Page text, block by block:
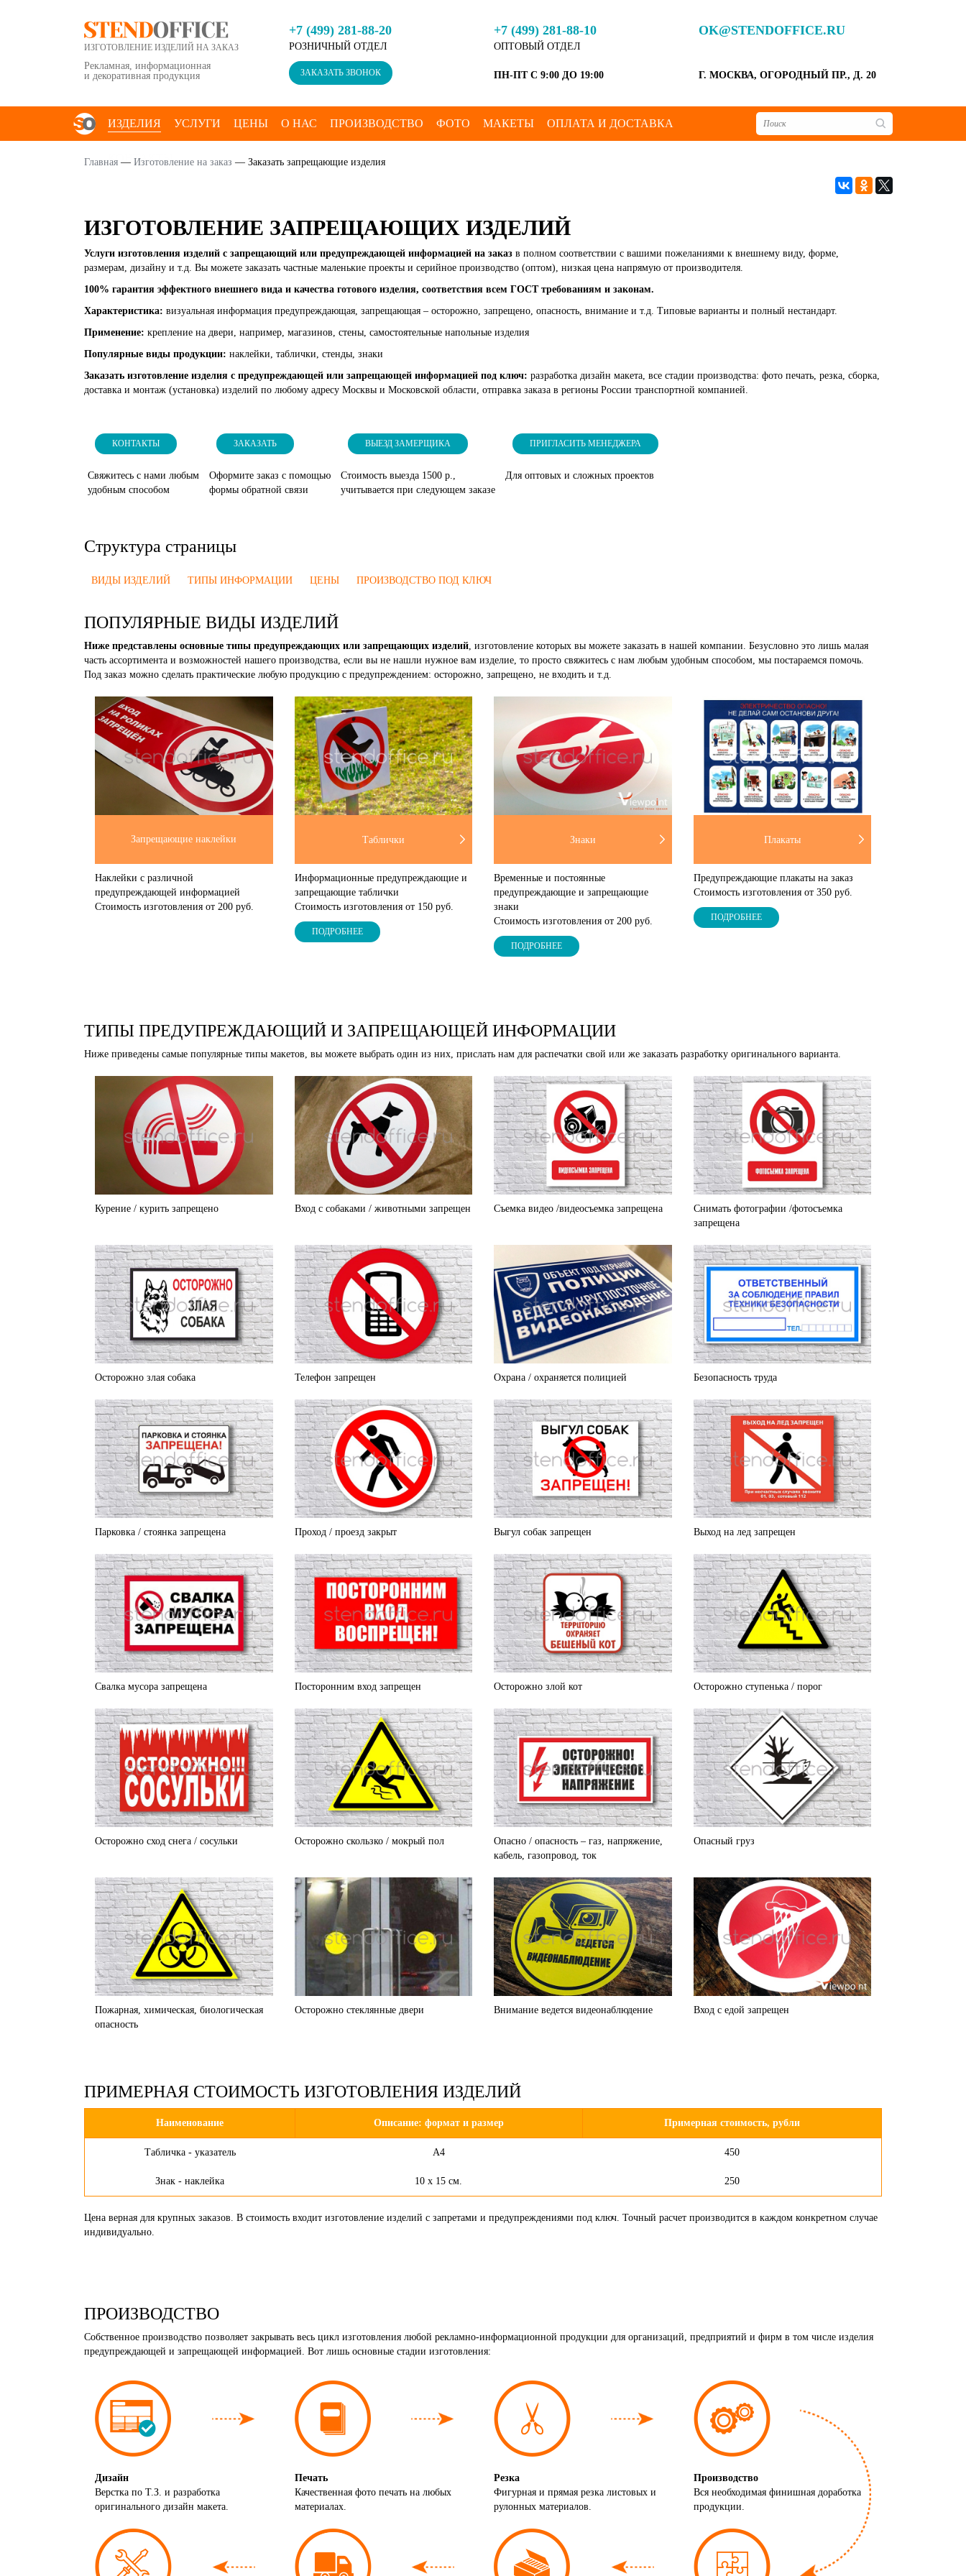
ИЗГОТОВЛЕНИЕ ИЗДЕЛИЙ НА ЗАКАЗ
Рекламная, информационная
и декоративная продукция
+7 (499) 281-88-20
РОЗНИЧНЫЙ ОТДЕЛ
ЗАКАЗАТЬ ЗВОНОК
+7 (499) 281-88-10
ОПТОВЫЙ ОТДЕЛ
ПН-ПТ С 9:00 ДО 19:00
OK@STENDOFFICE.RU
Г. МОСКВА, ОГОРОДНЫЙ ПР., Д. 20
ИЗДЕЛИЯ УСЛУГИ ЦЕНЫ О НАС ПРОИЗВОДСТВО ФОТО МАКЕТЫ ОПЛАТА И ДОСТАВКА
КОНТАКТЫ
Главная — Изготовление на заказ — Заказать запрещающие изделия
ИЗГОТОВЛЕНИЕ ЗАПРЕЩАЮЩИХ ИЗДЕЛИЙ
Услуги изготовления изделий с запрещающий или предупреждающей информацией на заказ в полном соответствии с вашими пожеланиями к внешнему виду, форме,
размерам, дизайну и т.д. Вы можете заказать частные маленькие проекты и серийное производство (оптом), низкая цена напрямую от производителя.
100% гарантия эффектного внешнего вида и качества готового изделия, соответствия всем ГОСТ требованиям и законам.
Характеристика: визуальная информация предупреждающая, запрещающая – осторожно, запрещено, опасность, внимание и т.д. Типовые варианты и полный нестандарт.
Применение: крепление на двери, например, магазинов, стены, самостоятельные напольные изделия
Популярные виды продукции: наклейки, таблички, стенды, знаки
Заказать изготовление изделия с предупреждающей или запрещающей информацией под ключ: разработка дизайн макета, все стадии производства: фото печать, резка, сборка,
доставка и монтаж (установка) изделий по любому адресу Москвы и Московской области, отправка заказа в регионы России транспортной компанией.
КОНТАКТЫ
Свяжитесь с нами любым
удобным способом
ЗАКАЗАТЬ
Оформите заказ с помощью
формы обратной связи
ВЫЕЗД ЗАМЕРЩИКА
Стоимость выезда 1500 р.,
учитывается при следующем заказе
ПРИГЛАСИТЬ МЕНЕДЖЕРА
Для оптовых и сложных проектов
Структура страницы
ВИДЫ ИЗДЕЛИЙ ТИПЫ ИНФОРМАЦИИ ЦЕНЫ ПРОИЗВОДСТВО ПОД КЛЮЧ
ПОПУЛЯРНЫЕ ВИДЫ ИЗДЕЛИЙ
Ниже представлены основные типы предупреждающих или запрещающих изделий, изготовление которых вы можете заказать в нашей компании. Безусловно это лишь малая
часть ассортимента и возможностей нашего производства, если вы не нашли нужное вам изделие, то просто свяжитесь с нам любым удобным способом, мы постараемся помочь.
Под заказ можно сделать практические любую продукцию с предупреждением: осторожно, запрещено, не входить и т.д.
Запрещающие наклейки
Наклейки с различной
предупреждающей информацией
Стоимость изготовления от 200 руб.
Таблички
Информационные предупреждающие и
запрещающие таблички
Стоимость изготовления от 150 руб.
ПОДРОБНЕЕ
Знаки
Временные и постоянные
предупреждающие и запрещающие
знаки
Стоимость изготовления от 200 руб.
ПОДРОБНЕЕ
Плакаты
Предупреждающие плакаты на заказ
Стоимость изготовления от 350 руб.
ПОДРОБНЕЕ
ТИПЫ ПРЕДУПРЕЖДАЮЩИЙ И ЗАПРЕЩАЮЩЕЙ ИНФОРМАЦИИ
Ниже приведены самые популярные типы макетов, вы можете выбрать один из них, прислать нам для распечатки свой или же заказать разработку оригинального варианта.
Курение / курить запрещено Вход с собаками / животными запрещен Съемка видео /видеосъемка запрещена
Снимать фотографии /фотосъемка
запрещена
Осторожно злая собака Телефон запрещен Охрана / охраняется полицией Безопасность труда
Парковка / стоянка запрещена Проход / проезд закрыт Выгул собак запрещен Выход на лед запрещен
Свалка мусора запрещена Посторонним вход запрещен Осторожно злой кот Осторожно ступенька / порог
Осторожно сход снега / сосульки Осторожно скользко / мокрый пол
Опасно / опасность – газ, напряжение,
кабель, газопровод, ток
Опасный груз
Пожарная, химическая, биологическая
опасность
Осторожно стеклянные двери Внимание ведется видеонаблюдение Вход с едой запрещен
ПРИМЕРНАЯ СТОИМОСТЬ ИЗГОТОВЛЕНИЯ ИЗДЕЛИЙ
Наименование Описание: формат и размер Примерная стоимость, рубли
Табличка - указатель А4 450
Знак - наклейка 10 х 15 см. 250
Цена верная для крупных заказов. В стоимость входит изготовление изделий с запретами и предупреждениями под ключ. Точный расчет производится в каждом конкретном случае
индивидуально.
ПРОИЗВОДСТВО
Собственное производство позволяет закрывать весь цикл изготовления любой рекламно-информационной продукции для организаций, предприятий и фирм в том числе изделия
предупреждающей и запрещающей информацией. Вот лишь основные стадии изготовления:
Дизайн
Верстка по Т.З. и разработка
оригинального дизайн макета.
Печать
Качественная фото печать на любых
материалах.
Резка
Фигурная и прямая резка листовых и
рулонных материалов.
Производство
Вся необходимая финишная доработка
продукции.